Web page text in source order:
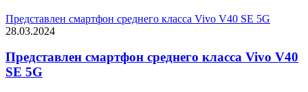
Представлен смартфон среднего класса Vivo V40 SE 5G
28.03.2024
Представлен смартфон среднего класса Vivo V40
SE 5G